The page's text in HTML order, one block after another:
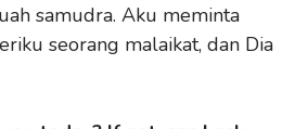
samudra. Aku meminta
seorang malaikat, dan Dia